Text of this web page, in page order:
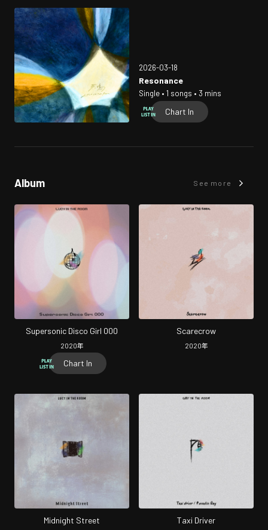
2026-03-18
Resonance
Single • 1 songs • 3 mins
Chart In
Album See more
Supersonic Disco Girl 000
2020年
Chart In
Scarecrow
2020年
Midnight Street Taxi Driver